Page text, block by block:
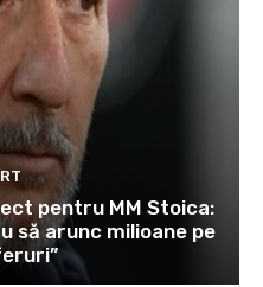
pentru MM Stoica:
să arunc milioane pe